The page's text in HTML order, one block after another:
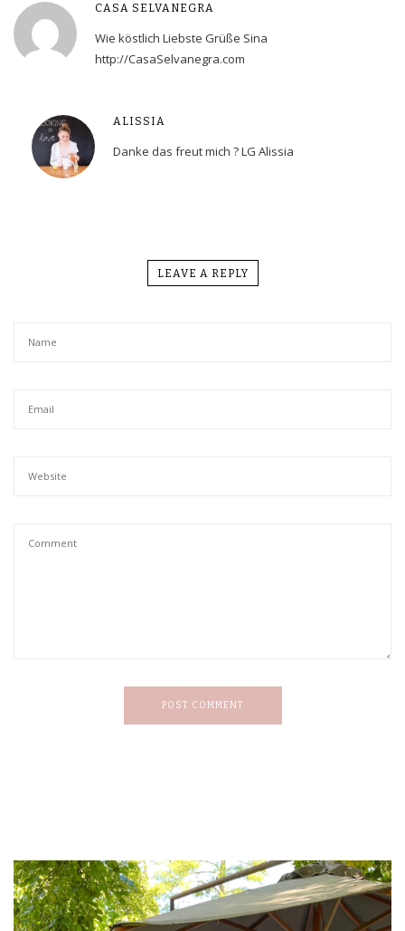
CASA SELVANEGRA
Wie köstlich Liebste Grüße Sina
http://CasaSelvanegra.com
ALISSIA
Danke das freut mich ? LG Alissia
LEAVE A REPLY
POST COMMENT